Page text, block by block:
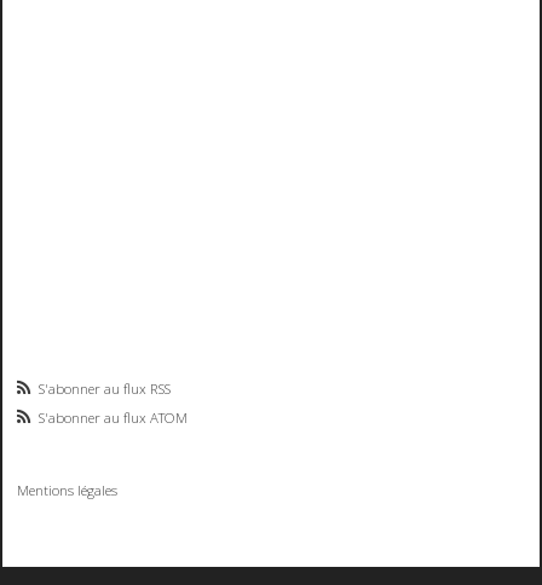
S'abonner au flux RSS
S'abonner au flux ATOM
Mentions légales